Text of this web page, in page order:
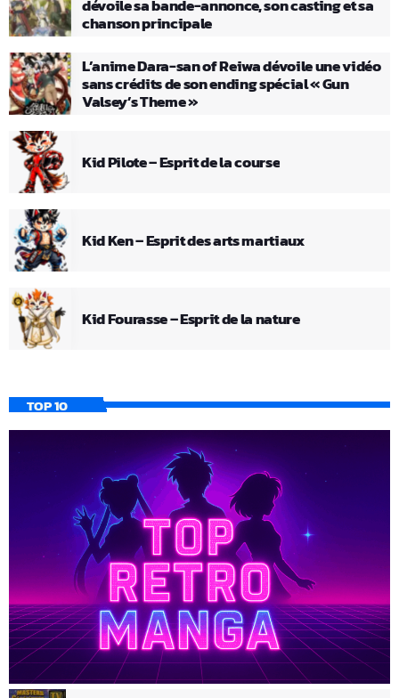
dévoile sa bande-annonce, son casting et sa
chanson principale
L’anime Dara-san of Reiwa dévoile une vidéo
sans crédits de son ending spécial « Gun
Valsey’s Theme »
Kid Pilote – Esprit de la course
Kid Ken – Esprit des arts martiaux
Kid Fourasse – Esprit de la nature
TOP 10